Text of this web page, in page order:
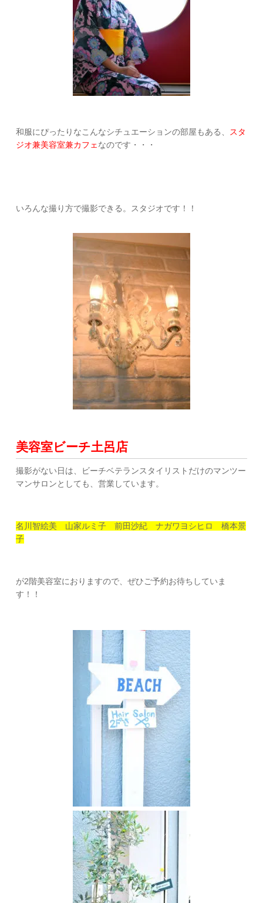
和服にぴったりなこんなシチュエーションの部屋もある、
スタ
ジオ兼美容室兼カフェ なのです・・・
いろんな撮り方で撮影できる。スタジオです！！
美容室ビーチ土呂店
撮影がない日は、ビーチベテランスタイリストだけのマンツー
マンサロンとしても、営業しています。
名川智絵美 山家ルミ子 前田沙紀 ナガワヨシヒロ 橋本景
子
が2階美容室におりますので、ぜひご予約お待ちしていま
す！！